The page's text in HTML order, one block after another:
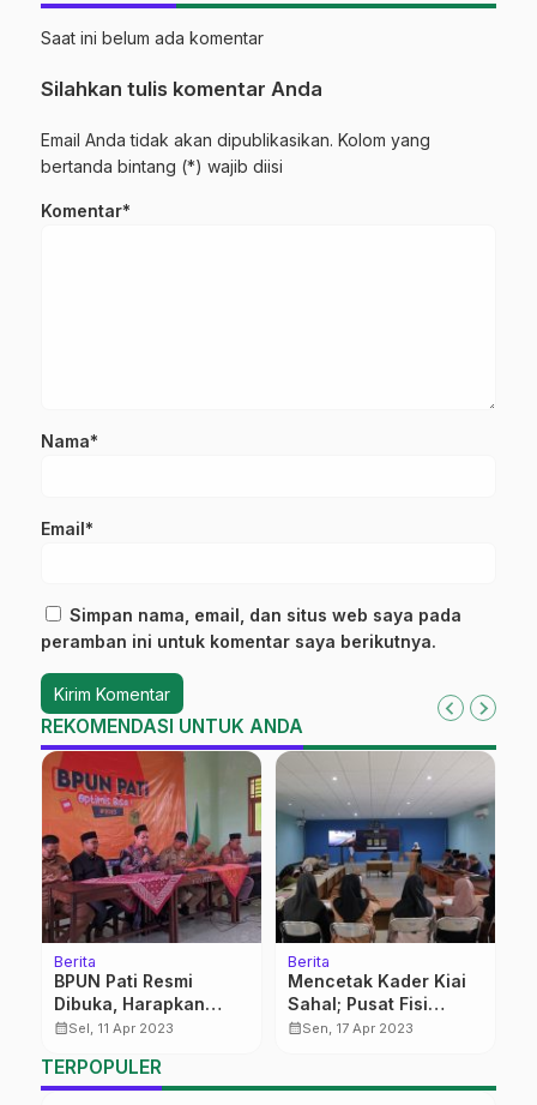
Saat ini belum ada komentar
Silahkan tulis komentar Anda
Email Anda tidak akan dipublikasikan. Kolom yang
bertanda bintang (*) wajib diisi
Komentar*
Nama*
Email*
Simpan nama, email, dan situs web saya pada
peramban ini untuk komentar saya berikutnya.
REKOMENDASI UNTUK ANDA
Berita
BPUN Pati Resmi
Dibuka, Harapkan
Pemerintah Berikan
calendar_monthSel, 11 Apr 2023
Berita
Mencetak Kader Kiai
Sahal; Pusat Fisi
Adakan Sekolah Fiqh
calendar_monthSen, 17 Apr 2023
TERPOPULER